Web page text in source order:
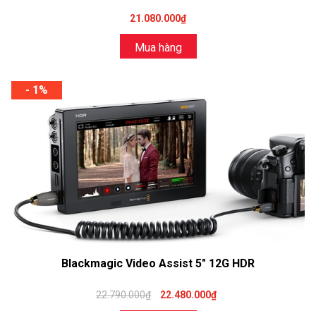
21.080.000₫
Mua hàng
- 1%
Blackmagic Video Assist 5" 12G HDR
22.790.000₫ 22.480.000₫